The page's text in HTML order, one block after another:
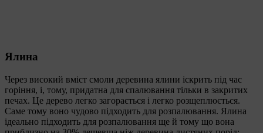
Ялина
Через високий вміст смоли деревина ялини іскрить під час
горіння, і, тому, придатна для спалювання тільки в закритих
печах. Це дерево легко загорається і легко розщеплюється.
Саме тому воно чудово підходить для розпалювання. Ялина
ідеально підходить для розпалювання ще й тому що вона